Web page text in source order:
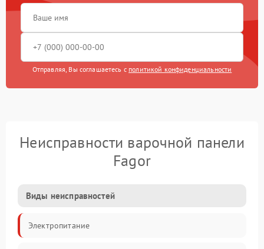
Отправляя, Вы соглашаетесь с политикой конфиденциальности
Неисправности варочной панели
Fagor
Виды неисправностей
Электропитание